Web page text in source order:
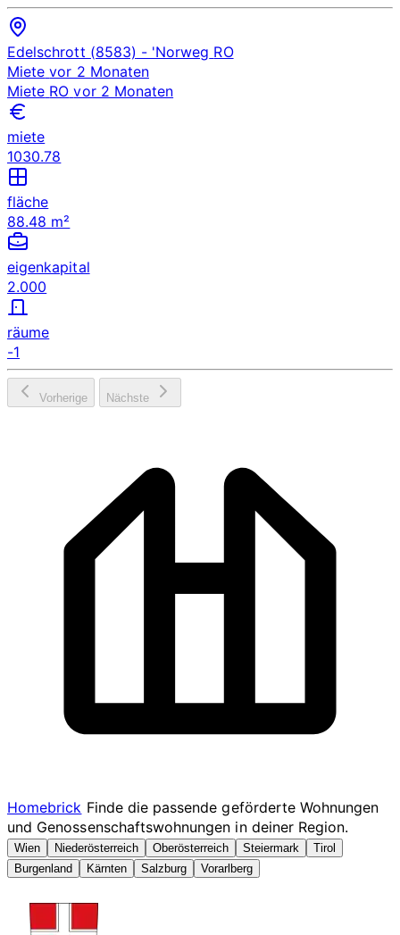
Edelschrott (8583) - 'Norweg RO
Miete vor 2 Monaten
Miete RO vor 2 Monaten
miete
1030.78
fläche
88.48 m²
eigenkapital
2.000
räume
-1
Vorherige Nächste
Homebrick Finde die passende geförderte Wohnungen
und Genossenschaftswohnungen in deiner Region.
Wien Niederösterreich Oberösterreich Steiermark
Tirol
Burgenland
Kärnten Salzburg Vorarlberg